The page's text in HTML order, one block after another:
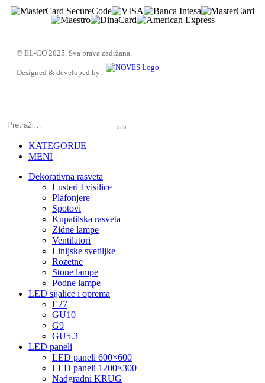
© EL-CO 2025. Sva prava zadržana.
Designed & developed by:
KATEGORIJE
MENI
Dekorativna rasveta
Lusteri I visilice
Plafonjere
Spotovi
Kupatilska rasveta
Zidne lampe
Ventilatori
Linijske svetiljke
Rozetne
Stone lampe
Podne lampe
LED sijalice i oprema
E27
GU10
G9
GU5.3
LED paneli
LED paneli 600×600
LED paneli 1200×300
Nadgradni KRUG